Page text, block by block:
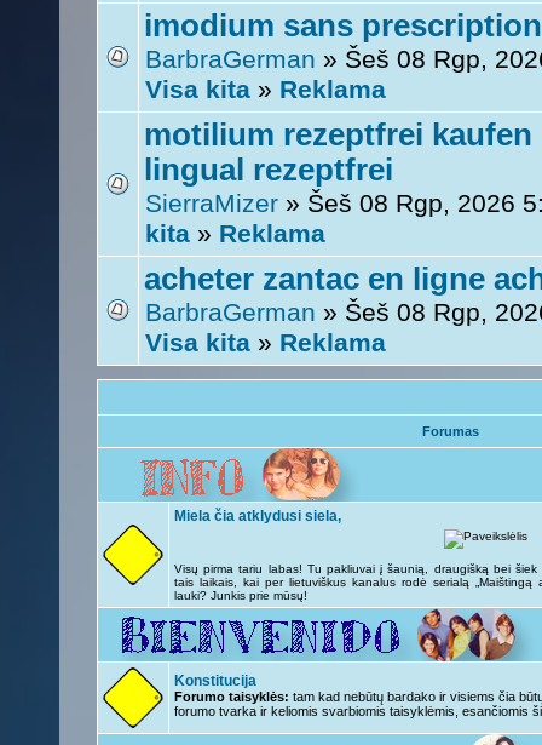
imodium sans
BarbraGerman » Šeš 08 Rgp,
Visa kita » Reklama
motilium rezeptfrei
lingual rezeptfrei
SierraMizer » Šeš 08 Rgp, 2026
kita » Reklama
acheter zantac en ligne
BarbraGerman » Šeš 08 Rgp,
Visa kita » Reklama
Forumas
Miela čia atklydusi siela,
Visų pirma tariu labas! Tu pakliuvai į šaunią, draugišką bei
tais laikais, kai per lietuviškus kanalus rodė serialą „Maištingą
lauki? Junkis prie mūsų!
Konstitucija
Forumo taisyklės: tam kad nebūtų bardako ir visiems čia
forumo tvarka ir keliomis svarbiomis taisyklėmis, esančiomis